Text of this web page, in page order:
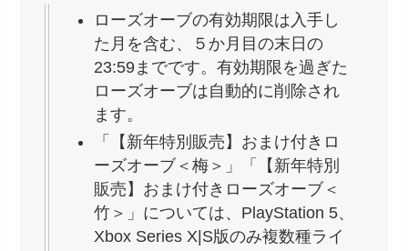
ローズオーブの有効期限は入手し
た月を含む、５か月目の末日の
23:59までです。有効期限を過ぎた
ローズオーブは自動的に削除され
ます。
「【新年特別販売】おまけ付きロ
ーズオーブ＜梅＞」「【新年特別
販売】おまけ付きローズオーブ＜
竹＞」については、PlayStation 5、
Xbox Series X|S版のみ複数種ライ